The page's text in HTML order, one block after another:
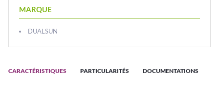
CARACTÉRISTIQUES PARTICULARITÉS DOCUMENTATIONS
MARQUE
DUALSUN